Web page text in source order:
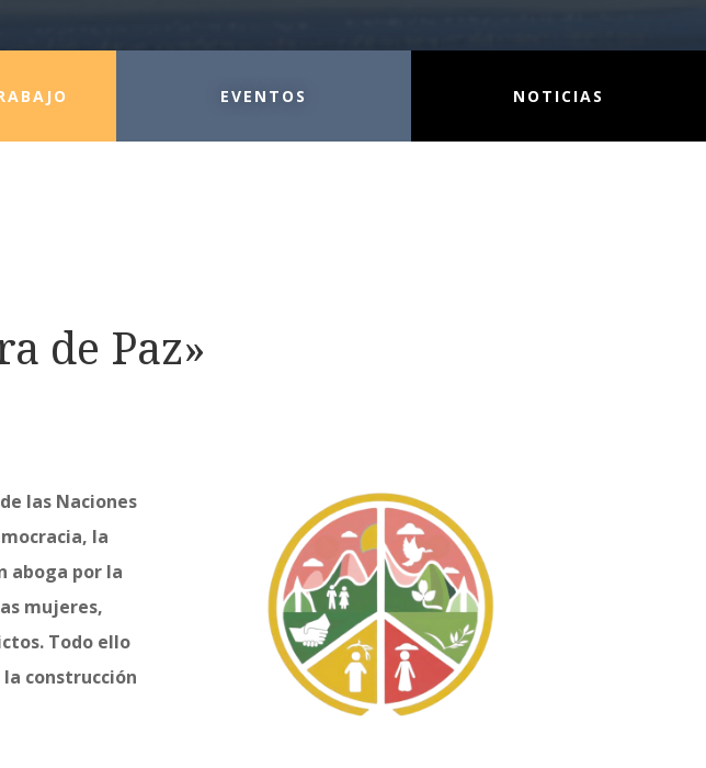
EVENTOS NOTICIAS
de Paz»
las Naciones
la
aboga por la
mujeres,
Todo ello
construcción